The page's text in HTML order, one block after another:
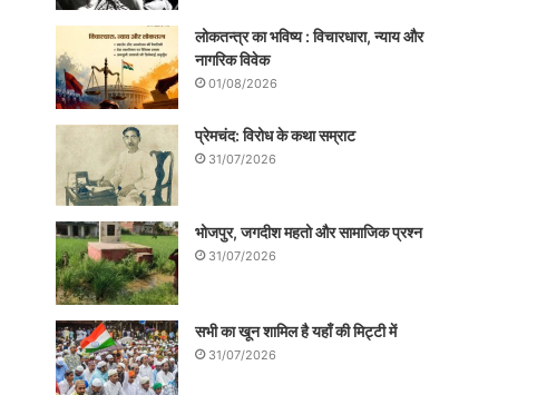
लोकतन्त्र का भविष्य : विचारधारा, न्याय और
नागरिक विवेक
01/08/2026
प्रेमचंद: विरोध के कथा सम्राट
31/07/2026
भोजपुर, जगदीश महतो और सामाजिक प्रश्न
31/07/2026
सभी का खून शामिल है यहाँ की मिट्टी में
31/07/2026